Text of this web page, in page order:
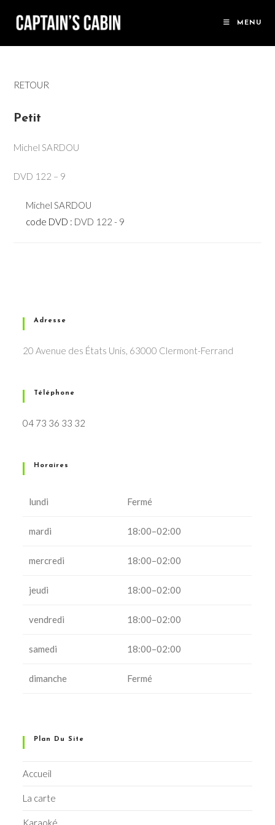
MENU
RETOUR
Petit
Michel SARDOU
DVD 122 – 9
Michel SARDOU
code DVD : DVD 122 - 9
Adresse
20 Avenue des États Unis, 63000 Clermont-Ferrand
Téléphone
04 73 36 33 32
Horaires
lundi Fermé
mardi 18:00–02:00
mercredi 18:00–02:00
jeudi 18:00–02:00
vendredi 18:00–02:00
samedi 18:00–02:00
dimanche Fermé
Plan Du Site
Accueil
La carte
Karaoké